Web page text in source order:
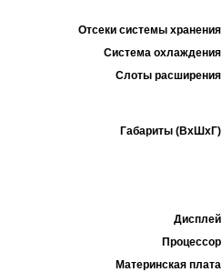
Отсеки системы хранения
Система охлаждения
Слоты расширения
Габариты (ВхШхГ)
Дисплей
Процессор
Материнская плата